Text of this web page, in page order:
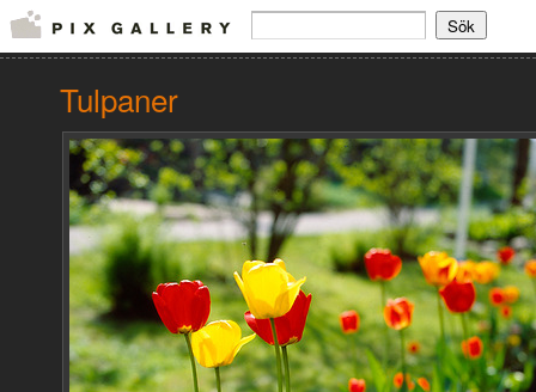
Tulpaner